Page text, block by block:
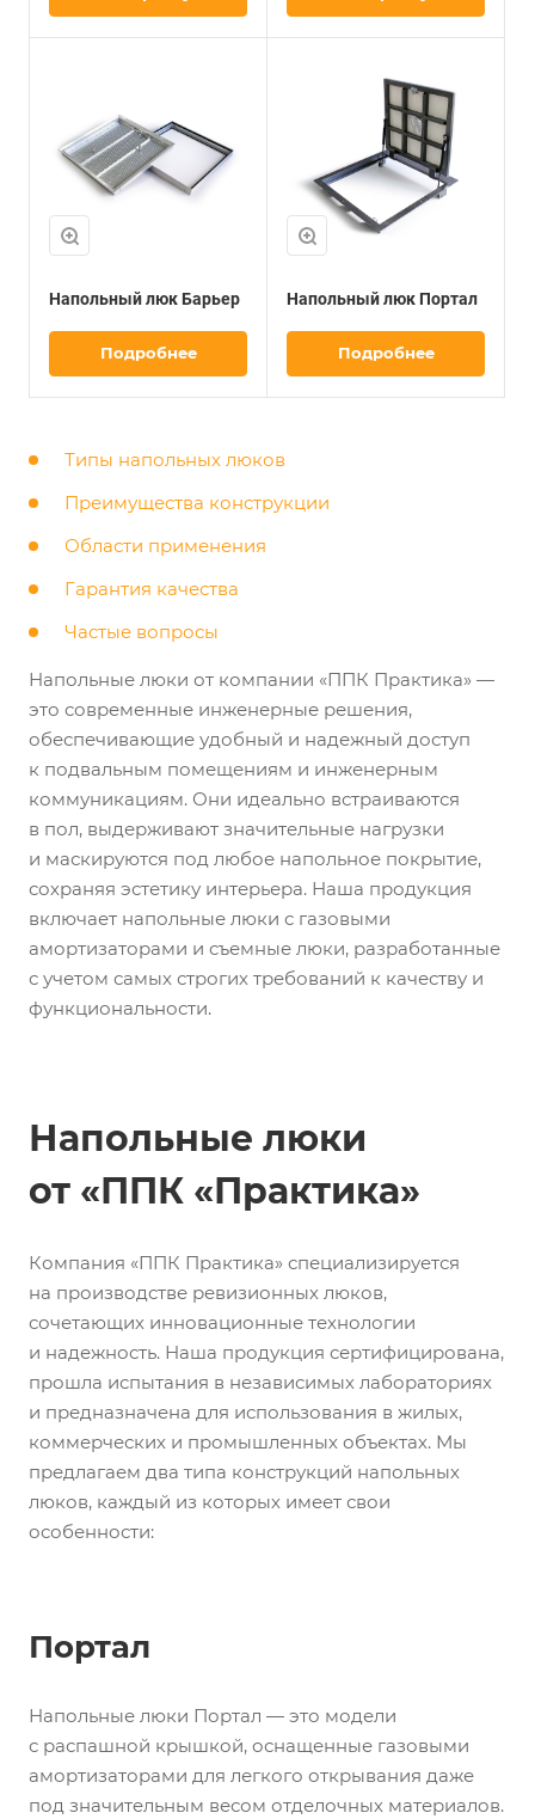
Напольный люк Барьер
Подробнее
Напольный люк Портал
Подробнее
Типы напольных люков
Преимущества конструкции
Области применения
Гарантия качества
Частые вопросы
Напольные люки от компании «ППК Практика» —
это современные инженерные решения,
обеспечивающие удобный и надежный доступ
к подвальным помещениям и инженерным
коммуникациям. Они идеально встраиваются
в пол, выдерживают значительные нагрузки
и маскируются под любое напольное покрытие,
сохраняя эстетику интерьера. Наша продукция
включает напольные люки с газовыми
амортизаторами и съемные люки, разработанные
с учетом самых строгих требований к качеству и
функциональности.
Напольные люки
от «ППК «Практика»
Компания «ППК Практика» специализируется
на производстве ревизионных люков,
сочетающих инновационные технологии
и надежность. Наша продукция сертифицирована,
прошла испытания в независимых лабораториях
и предназначена для использования в жилых,
коммерческих и промышленных объектах. Мы
предлагаем два типа конструкций напольных
люков, каждый из которых имеет свои
особенности:
Портал
Напольные люки Портал — это модели
с распашной крышкой, оснащенные газовыми
амортизаторами для легкого открывания даже
под значительным весом отделочных материалов.